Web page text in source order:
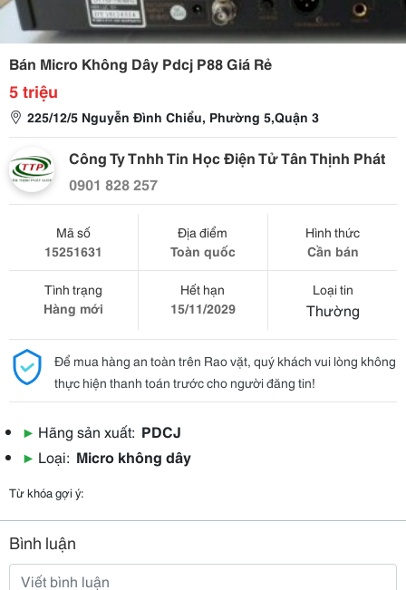
Bán Micro Không Dây Pdcj P88 Giá Rẻ
5 triệu
225/12/5 Nguyễn Đình Chiểu, Phường 5,Quận 3
Công Ty Tnhh Tin Học Điện Tử Tân Thịnh Phát
0901 828 257
Mã số
15251631
Địa điểm
Toàn quốc
Hình thức
Cần bán
Tình trạng
Hàng mới
Hết hạn
15/11/2029
Loại tin
Thường
Để mua hàng an toàn trên Rao vặt, quý khách vui lòng không
thực hiện thanh toán trước cho người đăng tin!
▶ Hãng sản xuất: PDCJ
▶ Loại: Micro không dây
Từ khóa gợi ý:
Bình luận